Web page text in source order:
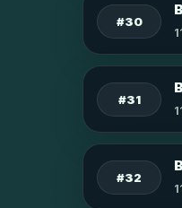
#30
#31
#32